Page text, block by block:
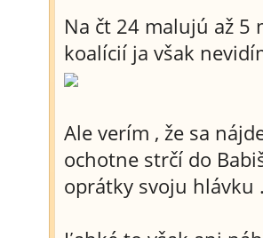
Na čt 24 malujú až 5
koalícií ja však
Ale verím , že sa
ochotne strčí do
oprátky svoju hlávku .